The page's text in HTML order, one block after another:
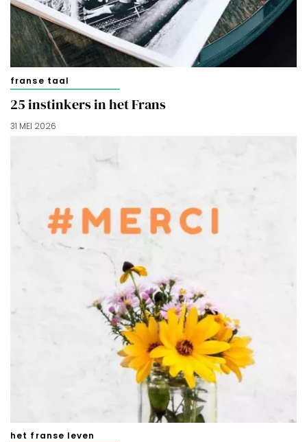
cookies zoals omschreven in onzeCookieverklaring.
Merci!
franse taal
25 instinkers in het Frans
31 MEI 2026
het franse leven